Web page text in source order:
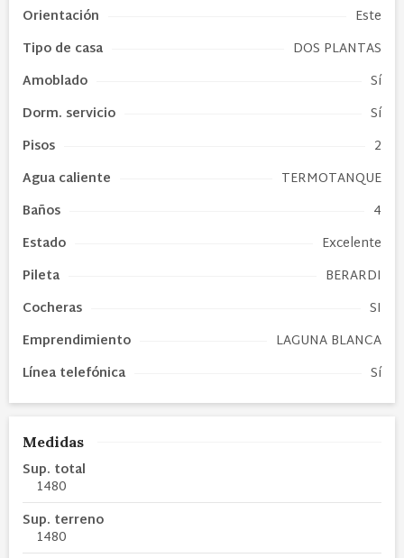
Orientación
Este
Tipo de casa
DOS PLANTAS
Amoblado
Sí
Dorm. servicio
Sí
Pisos
2
Agua caliente
TERMOTANQUE
Baños
4
Estado
Excelente
Pileta
BERARDI
Cocheras
SI
Emprendimiento
LAGUNA BLANCA
Línea telefónica
Sí
Medidas
Sup. total
1480
Sup. terreno
1480